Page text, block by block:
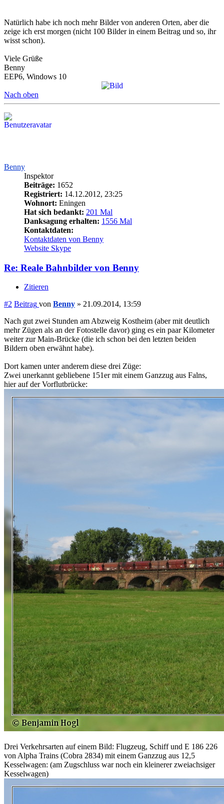
Natürlich habe ich noch mehr Bilder von anderen Orten, aber die
zeige ich erst morgen (nicht 100 Bilder in einem Beitrag und so, ihr
wisst schon).
Viele Grüße
Benny
EEP6, Windows 10
Nach oben
Benny
Inspektor
Beiträge: 1652
Registriert: 14.12.2012, 23:25
Wohnort: Eningen
Hat sich bedankt: 201 Mal
Danksagung erhalten: 1556 Mal
Kontaktdaten:
Kontaktdaten von Benny
Website Skype
Re: Reale Bahnbilder von Benny
Zitieren
#2 Beitrag von Benny » 21.09.2014, 13:59
Nach gut zwei Stunden am Abzweig Kostheim (aber mit deutlich
mehr Zügen als an der Fotostelle davor) ging es ein paar Kilometer
weiter zur Main-Brücke (die ich schon bei den letzten beiden
Bildern oben erwähnt habe).
Dort kamen unter anderem diese drei Züge:
Zwei unerkannt gebliebene 151er mit einem Ganzzug aus Falns,
hier auf der Vorflutbrücke:
Drei Verkehrsarten auf einem Bild: Flugzeug, Schiff und E 186 226
von Alpha Trains (Cobra 2834) mit einem Ganzzug aus 12,5
Kesselwagen: (am Zugschluss war noch ein kleinerer zweiachsiger
Kesselwagen)